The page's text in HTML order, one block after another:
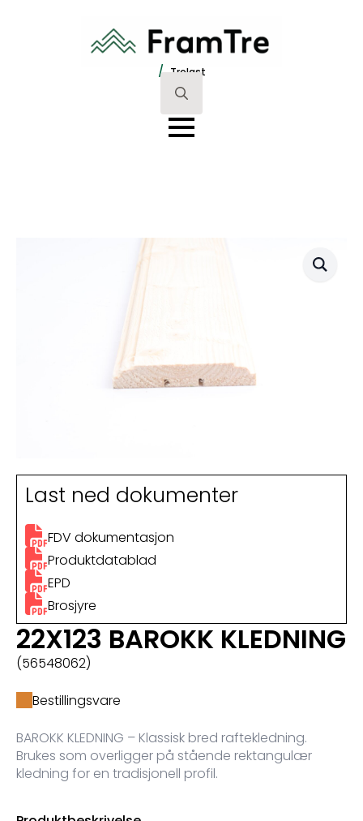
/ Trelast
Search
for:
Last ned dokumenter
FDV dokumentasjon
Produktdatablad
EPD
Brosjyre
22X123 BAROKK KLEDNING
(56548062)
Bestillingsvare
BAROKK KLEDNING – Klassisk bred raftekledning.
Brukes som overligger på stående rektangulær
kledning for en tradisjonell profil.